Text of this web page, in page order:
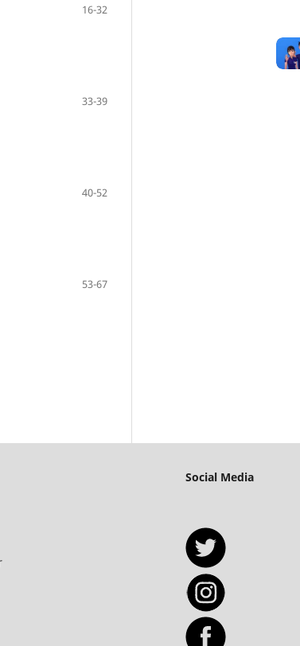
16-32
33-39
40-52
53-67
Social Media